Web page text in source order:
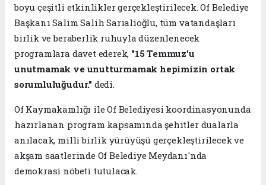
boyu çeşitli etkinlikler gerçekleştirilecek. Of Belediye
Başkanı Salim Salih Sarıalioğlu, tüm vatandaşları
birlik ve beraberlik ruhuyla düzenlenecek
programlara davet ederek, "15 Temmuz'u
unutmamak ve unutturmamak hepimizin ortak
sorumluluğudur." dedi.
Of Kaymakamlığı ile Of Belediyesi koordinasyonunda
hazırlanan program kapsamında şehitler dualarla
anılacak, milli birlik yürüyüşü gerçekleştirilecek ve
akşam saatlerinde Of Belediye Meydanı'nda
demokrasi nöbeti tutulacak.